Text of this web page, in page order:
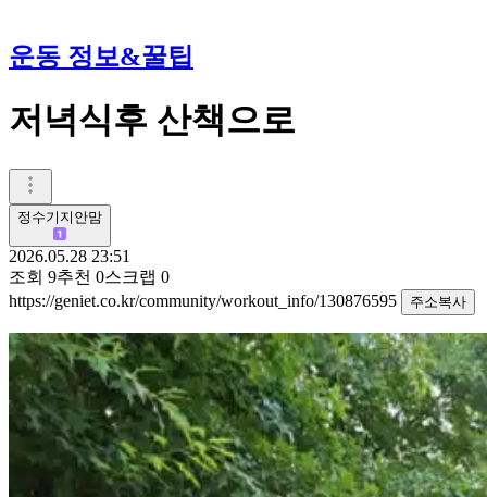
운동 정보&꿀팁
저녁식후 산책으로
정수기지안맘
2026.05.28 23:51
조회 9추천 0스크랩 0
https://geniet.co.kr/community/workout_info/130876595
주소복사